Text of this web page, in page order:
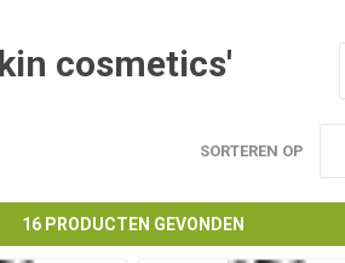
cosmetics'
SORTEREN OP
16 PRODUCTEN GEVONDEN